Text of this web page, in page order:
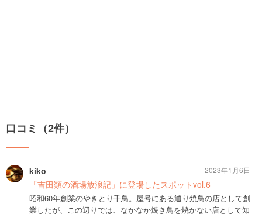
口コミ（2件）
kiko
「吉田類の酒場放浪記」に登場したスポットvol.6
昭和60年創業のやきとり千鳥。屋号にある通り焼鳥の店として創
業したが、この辺りでは、なかなか焼き鳥を焼かない店として知
2023年1月6日